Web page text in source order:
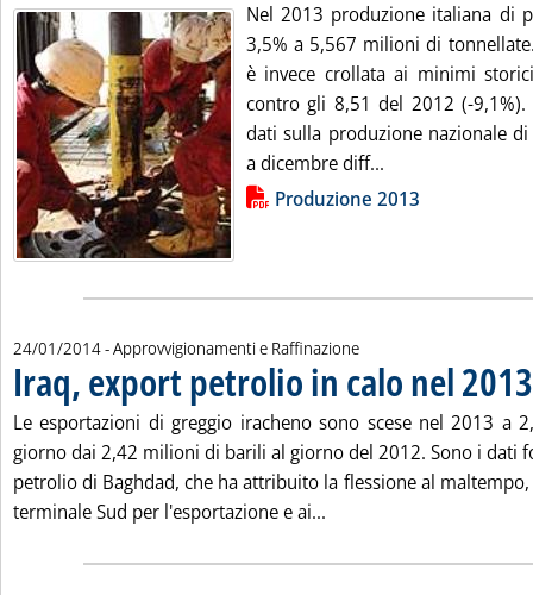
Nel 2013 produzione italiana di
3,5% a 5,567 milioni di
è invece crollata ai minimi
contro gli 8,51 del 2012 (-
dati sulla produzione nazionale
a dicembre diff...
Lista allegati PDF alla notiziaProduzione 2013
24/01/2014- Approvvigionamenti e Raffinazione
Iraq, export petrolio in calo nel 2013
Le esportazioni di greggio iracheno sono scese nel 2013 a
giorno dai 2,42 milioni di barili al giorno del 2012. Sono i dati
petrolio di Baghdad, che ha attribuito la flessione al
terminale Sud per l'esportazione e ai...